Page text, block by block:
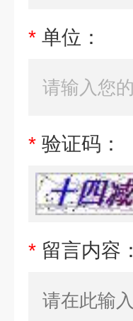
* 单位：
* 验证码：
* 留言内容：